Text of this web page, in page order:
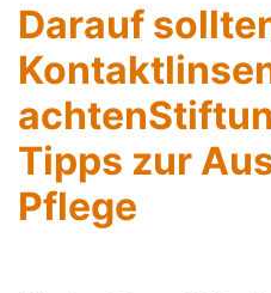
Darauf
Tipps zur
Pflege